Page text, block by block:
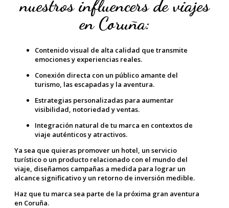
nuestros influencers de viajes
en Coruña:
Contenido visual de alta calidad que transmite
emociones y experiencias reales.
Conexión directa con un público amante del
turismo, las escapadas y la aventura.
Estrategias personalizadas para aumentar
visibilidad, notoriedad y ventas.
Integración natural de tu marca en contextos de
viaje auténticos y atractivos.
Ya sea que quieras promover un hotel, un servicio
turístico o un producto relacionado con el mundo del
viaje, diseñamos campañas a medida para lograr un
alcance significativo y un retorno de inversión medible.
Haz que tu marca sea parte de la próxima gran aventura
en Coruña.